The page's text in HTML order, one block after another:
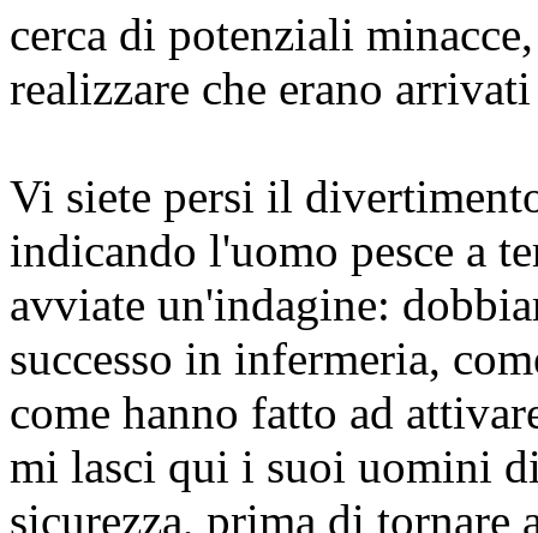
cerca di potenziali
realizzare che erano
Vi siete persi il
indicando l'uomo pesce a
avviate un'indagine:
successo in infermeria,
come hanno fatto ad
mi lasci qui i suoi uomini
sicurezza, prima di